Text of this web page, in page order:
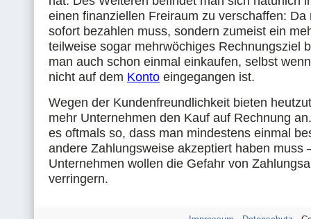
einen finanziellen Freiraum zu verschaffen: Da
sofort bezahlen muss, sondern zumeist ein
teilweise sogar mehrwöchiges Rechnungsziel
man auch schon einmal einkaufen, selbst
nicht auf dem Konto eingegangen ist.
Wegen der Kundenfreundlichkeit bieten
mehr Unternehmen den Kauf auf Rechnung
es oftmals so, dass man mindestens einmal
andere Zahlungsweise akzeptiert haben muss
Unternehmen wollen die Gefahr von
verringern.